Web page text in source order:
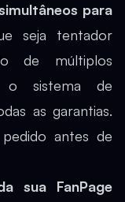
para
seja tentador
de múltiplos
o sistema de
as garantias.
antes de
sua FanPage